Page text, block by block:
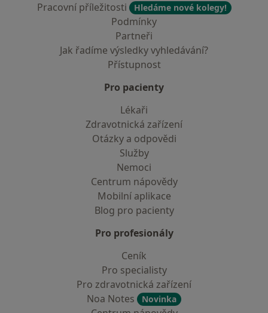
Pracovní příležitosti
Hledáme nové kolegy!
Podmínky
Partneři
Jak řadíme výsledky vyhledávání?
Přístupnost
Pro pacienty
Lékaři
Zdravotnická zařízení
Otázky a odpovědi
Služby
Nemoci
Centrum nápovědy
Mobilní aplikace
Blog pro pacienty
Pro profesionály
Ceník
Pro specialisty
Pro zdravotnická zařízení
Noa Notes
Novinka